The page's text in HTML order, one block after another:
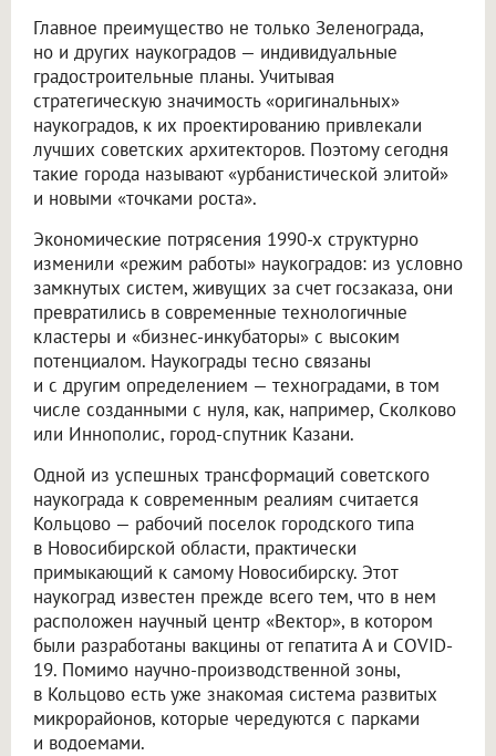
Главное преимущество не только Зеленограда,
но и других наукоградов — индивидуальные
градостроительные планы. Учитывая
стратегическую значимость «оригинальных»
наукоградов, к их проектированию привлекали
лучших советских архитекторов. Поэтому сегодня
такие города называют «урбанистической элитой»
и новыми «точками роста».
Экономические потрясения 1990-х структурно
изменили «режим работы» наукоградов: из условно
замкнутых систем, живущих за счет госзаказа, они
превратились в современные технологичные
кластеры и «бизнес-инкубаторы» с высоким
потенциалом. Наукограды тесно связаны
и с другим определением — техноградами, в том
числе созданными с нуля, как, например, Сколково
или Иннополис, город-спутник Казани.
Одной из успешных трансформаций советского
наукограда к современным реалиям считается
Кольцово — рабочий поселок городского типа
в Новосибирской области, практически
примыкающий к самому Новосибирску. Этот
наукоград известен прежде всего тем, что в нем
расположен научный центр «Вектор», в котором
были разработаны вакцины от гепатита А и COVID-
19. Помимо научно-производственной зоны,
в Кольцово есть уже знакомая система развитых
микрорайонов, которые чередуются с парками
и водоемами.